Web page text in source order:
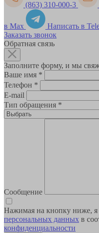
(863) 310-000-3
в Max
Написать в
Заказать звонок
Обратная связь
Заполните форму, и мы
Ваше имя *
Телефон *
E-mail
Тип обращения *
Сообщение
Нажимая на кнопку ниже,
персональных данных в
конфиденциальности